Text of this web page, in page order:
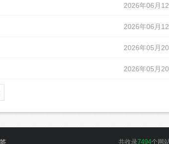
2026年06月12
2026年06月12
2026年05月20
2026年05月20
共收录7494个网